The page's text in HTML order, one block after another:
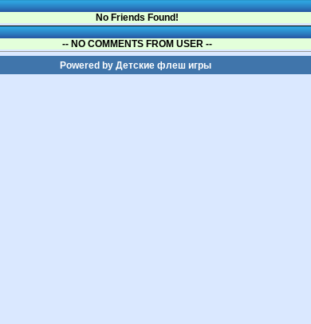
No Friends Found!
-- NO COMMENTS FROM USER --
Powered by Детские флеш игры